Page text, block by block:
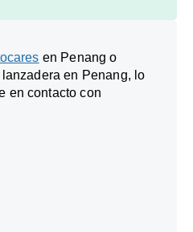
en Penang o
en Penang, lo
en contacto con